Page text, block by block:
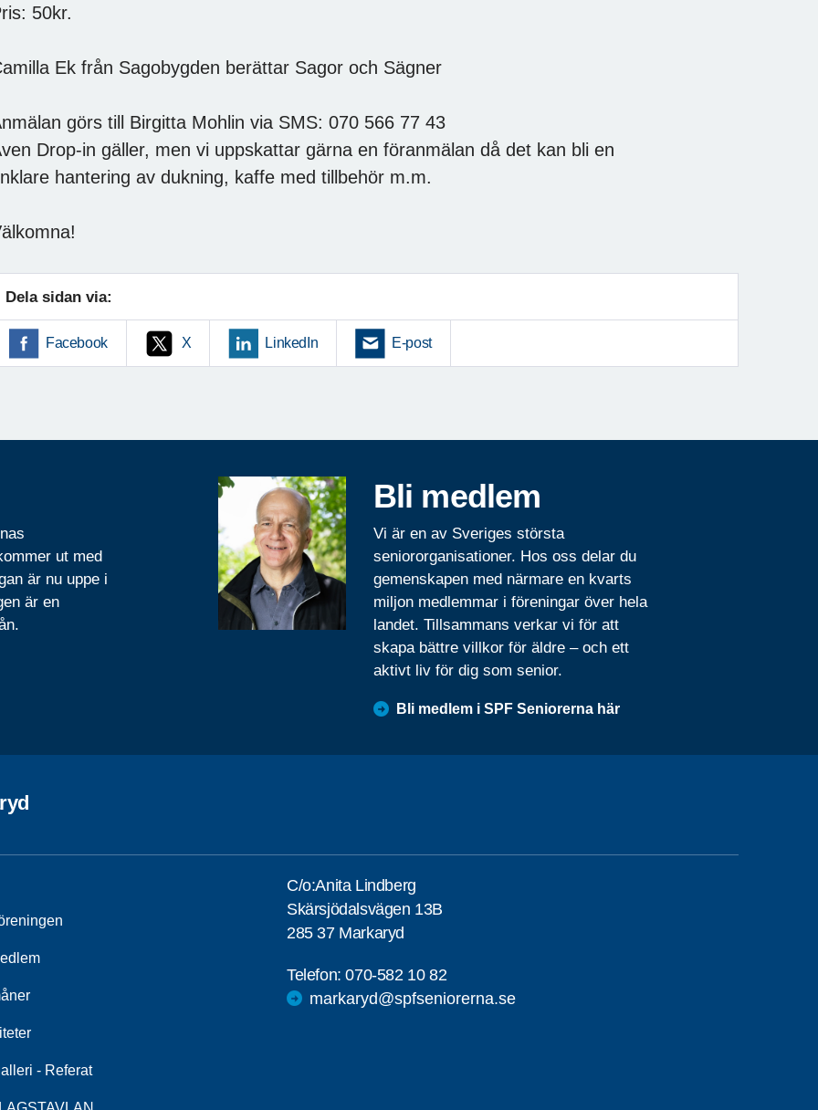
50kr.
Ek från Sagobygden berättar Sagor och Sägner
görs till Birgitta Mohlin via SMS: 070 566 77 43
Drop-in gäller, men vi uppskattar gärna en föranmälan då det kan bli en
hantering av dukning, kaffe med tillbehör m.m.
Dela sidan via:
Facebook X LinkedIn E-post
ut med
är nu uppe i
är en
Bli medlem
Vi är en av Sveriges största
seniororganisationer. Hos oss delar du
gemenskapen med närmare en kvarts
miljon medlemmar i föreningar över hela
landet. Tillsammans verkar vi för att
skapa bättre villkor för äldre – och ett
aktivt liv för dig som senior.
Bli medlem i SPF Seniorerna här
- Referat
C/o:Anita Lindberg
Skärsjödalsvägen 13B
285 37 Markaryd
Telefon:070-582 10 82
markaryd@spfseniorerna.se